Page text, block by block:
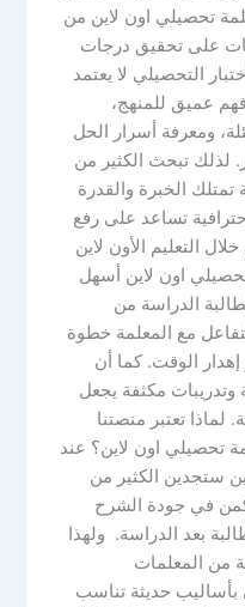
تحصيلي اون لاين من
على تحقيق درجات
التحصيلي لا يعتمد
عميق للمنهج،
ومعرفة أسرار الحل
لذلك تبحث الكثير من
تمتلك الخبرة والقدرة
تساعد على رفع
التعليم الأون لاين
اون لاين أسهل
الدراسة من
مع المعلمة خطوة
الوقت. كما أن
وتدريبات مكثفة يجعل
لماذا تعتبر منصتنا
تحصيلي اون لاين؟ عند
ستجدين الكثير من
في جودة الشرح
بعد الدراسة. ولهذا
من المعلمات
حديثة تناسب